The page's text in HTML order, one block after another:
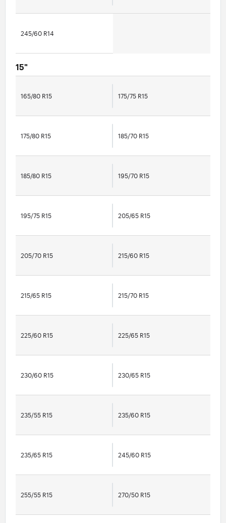
245/60 R14
15"
165/80 R15 175/75 R15
175/80 R15 185/70 R15
185/80 R15 195/70 R15
195/75 R15 205/65 R15
205/70 R15 215/60 R15
215/65 R15 215/70 R15
225/60 R15 225/65 R15
230/60 R15 230/65 R15
235/55 R15 235/60 R15
235/65 R15 245/60 R15
255/55 R15 270/50 R15